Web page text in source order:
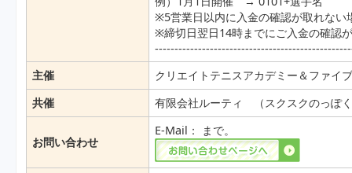
※5営業日以内に入金の確認が取れない
※締切日翌日14時までにご入金の確認
主催
クリエイトテニスアカデミー＆ファイ
共催
有限会社ルーティ （スクスクのっぽ
お問い合わせ
E-Mail： まで。